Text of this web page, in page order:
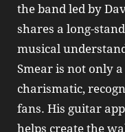
the band led by
shares a
musical
Smear is not only
charismatic,
fans. His guitar
helps create the